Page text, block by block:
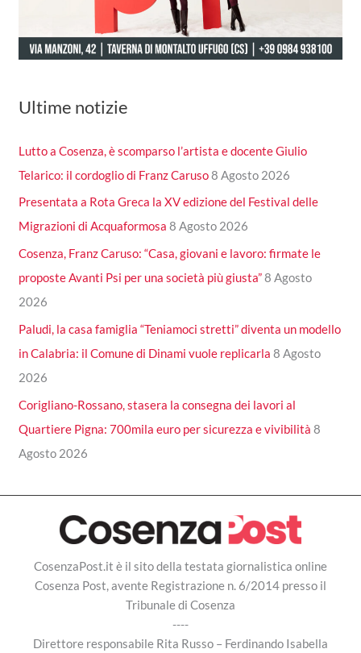
Ultime notizie
Lutto a Cosenza, è scomparso l’artista e docente Giulio
Telarico: il cordoglio di Franz Caruso8 Agosto 2026
Presentata a Rota Greca la XV edizione del Festival delle
Migrazioni di Acquaformosa 8 Agosto 2026
Cosenza, Franz Caruso: “Casa, giovani e lavoro: firmate le
proposte Avanti Psi per una società più giusta”8 Agosto
2026
Paludi, la casa famiglia “Teniamoci stretti” diventa un modello
in Calabria: il Comune di Dinami vuole replicarla 8 Agosto
2026
Corigliano-Rossano, stasera la consegna dei lavori al
Quartiere Pigna: 700mila euro per sicurezza e vivibilità 8
Agosto 2026
CosenzaPost.it è il sito della testata giornalistica online
Cosenza Post, avente Registrazione n. 6/2014 presso il
Tribunale di Cosenza
----
Direttore responsabile Rita Russo – Ferdinando Isabella